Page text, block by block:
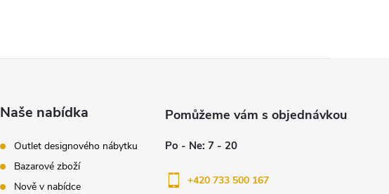
Naše nabídka
Outlet designového nábytku
Bazarové zboží
Nově v nabídce
+420 733 500 167